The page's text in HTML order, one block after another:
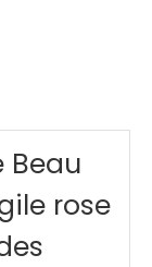
Beau
rose